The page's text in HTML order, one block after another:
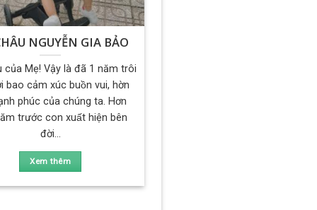
NGUYỄN GIA BẢO
của Mẹ! Vậy là đã 1 năm trôi
bao cảm xúc buồn vui, hờn
phúc của chúng ta. Hơn
trước con xuất hiện bên
đời...
Xem thêm